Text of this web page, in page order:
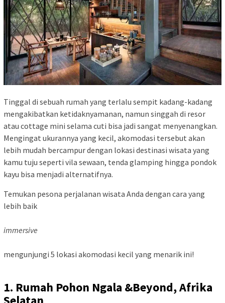
Tinggal di sebuah rumah yang terlalu sempit kadang-kadang
mengakibatkan ketidaknyamanan, namun singgah di resor
atau cottage mini selama cuti bisa jadi sangat menyenangkan.
Mengingat ukurannya yang kecil, akomodasi tersebut akan
lebih mudah bercampur dengan lokasi destinasi wisata yang
kamu tuju seperti vila sewaan, tenda glamping hingga pondok
kayu bisa menjadi alternatifnya.
Temukan pesona perjalanan wisata Anda dengan cara yang
lebih baik
immersive
mengunjungi 5 lokasi akomodasi kecil yang menarik ini!
1. Rumah Pohon Ngala &Beyond, Afrika